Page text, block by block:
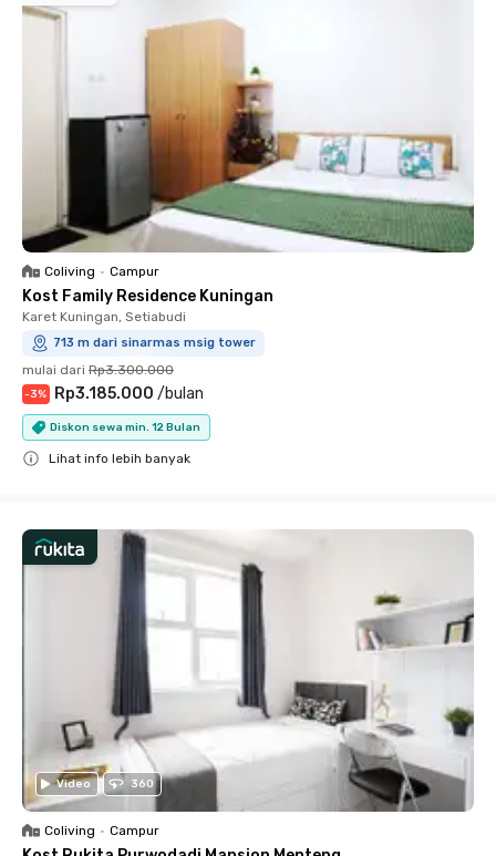
Coliving • Campur
Kost Family Residence Kuningan
Karet Kuningan, Setiabudi
713 m dari sinarmas msig tower
mulai dari Rp3.300.000
-3% Rp3.185.000 /bulan
Diskon sewa min. 12 Bulan
Lihat info lebih banyak
Video 360
Coliving • Campur